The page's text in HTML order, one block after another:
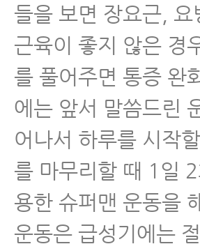
들을 보면 장요근,
근육이 좋지 않은 경
를 풀어주면 통증 완
에는 앞서 말씀드린
어나서 하루를 시작
를 마무리할 때 1일
용한 슈퍼맨 운동을
운동은 급성기에는